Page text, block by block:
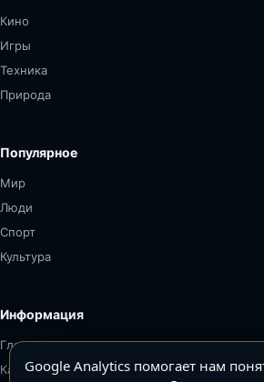
Кино
Игры
Техника
Природа
Популярное
Мир
Люди
Спорт
Культура
Информация
Главная
Карта сайта
Google Analytics помогает нам